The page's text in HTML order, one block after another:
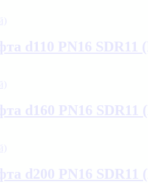
d110 PN16 SDR11
d160 PN16 SDR11
d200 PN16 SDR11